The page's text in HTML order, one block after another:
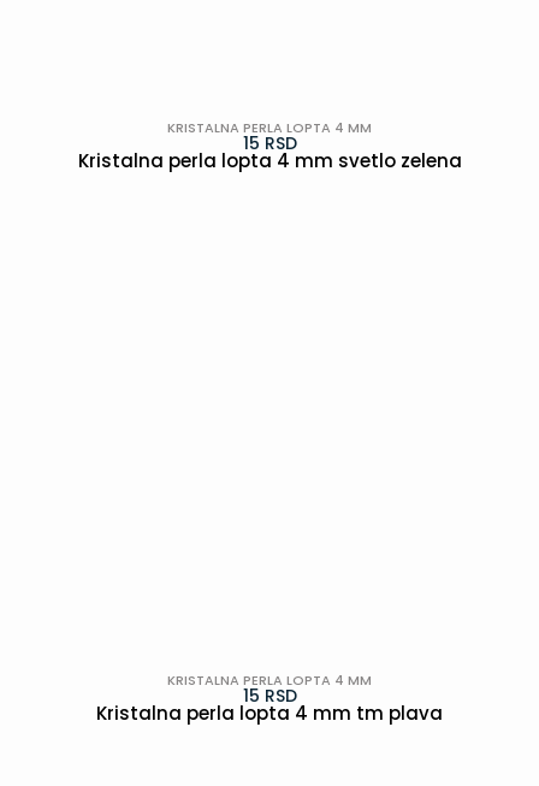
KRISTALNA PERLA LOPTA 4 MM
15 RSD
Kristalna perla lopta 4 mm svetlo zelena
KRISTALNA PERLA LOPTA 4 MM
15 RSD
Kristalna perla lopta 4 mm tm plava